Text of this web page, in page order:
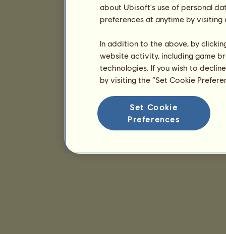
about Ubisoft's use of personal
preferences at anytime by
In addition to the above, by
website activity, including game
technologies. If you wish to
by visiting the “Set Cookie
Set Cookie
Preferences